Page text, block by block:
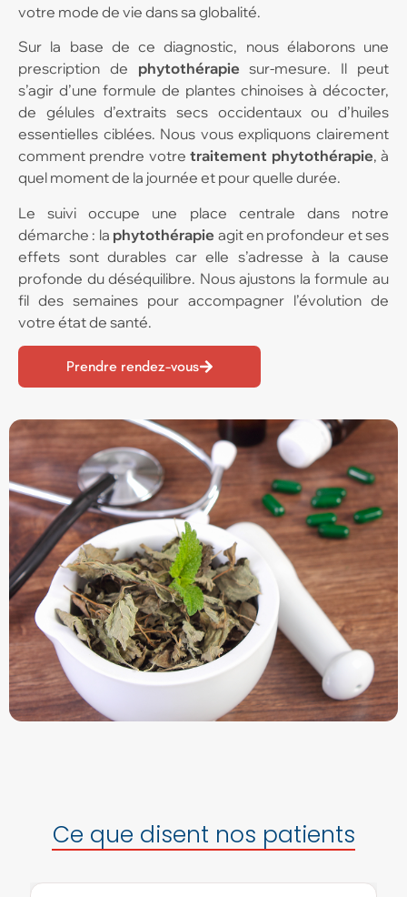
votre mode de vie dans sa globalité.
Sur la base de ce diagnostic, nous élaborons une
prescription de phytothérapie sur-mesure. Il peut
s’agir d’une formule de plantes chinoises à décocter,
de gélules d’extraits secs occidentaux ou d’huiles
essentielles ciblées. Nous vous expliquons clairement
comment prendre votretraitement phytothérapie, à
quel moment de la journée et pour quelle durée.
Le suivi occupe une place centrale dans notre
démarche : la phytothérapie agit en profondeur et ses
effets sont durables car elle s’adresse à la cause
profonde du déséquilibre. Nous ajustons la formule au
fil des semaines pour accompagner l’évolution de
votre état de santé.
Prendre rendez-vous
Ce que disent nos patients